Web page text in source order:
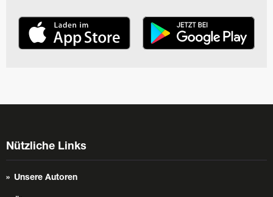
Nützliche Links
Unsere Autoren